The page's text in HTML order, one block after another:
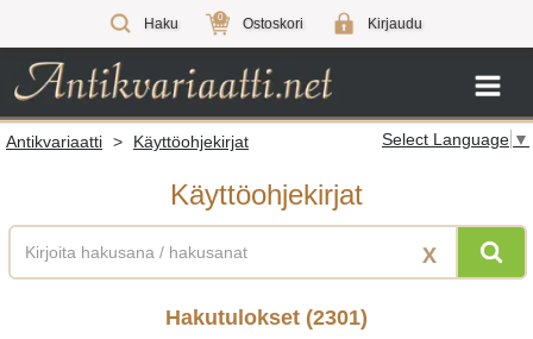
Haku 0 Ostoskori Kirjaudu
Select Language ▼
Antikvariaatti > Käyttöohjekirjat
Käyttöohjekirjat
X
Hakutulokset (2301)